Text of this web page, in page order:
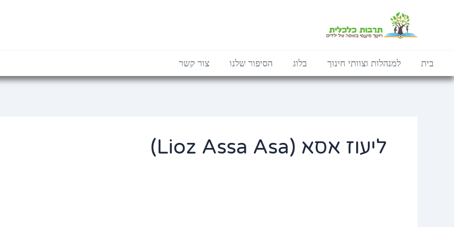
בית למנהלות וצוותי חינוך בלוג הסיפור שלנו צור קשר
ליעוז אסא (lioz Assa Asa)